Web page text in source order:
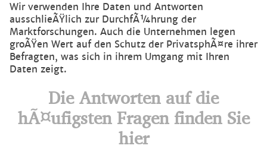
Wir verwenden Ihre Daten und Antworten
ausschlieÃŸlich zur DurchfÃ¼hrung der
Marktforschungen. Auch die Unternehmen legen
groÃŸen Wert auf den Schutz der PrivatsphÃ¤re ihrer
Befragten, was sich in ihrem Umgang mit Ihren
Daten zeigt.
Die Antworten auf die
hÃ¤ufigsten Fragen finden Sie
hier